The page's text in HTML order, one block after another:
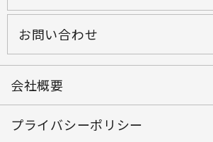
お問い合わせ
会社概要
プライバシーポリシー